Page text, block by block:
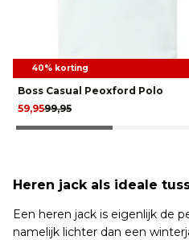
40% korting
Boss Casual Peoxford Polo
99,95
59,95
Heren jack als ideale
Een heren jack is eigenlijk de
namelijk lichter dan een